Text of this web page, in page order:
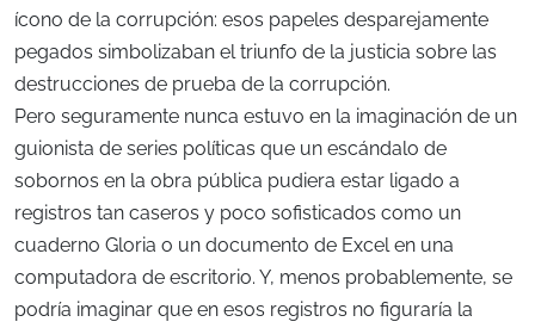
ícono de la corrupción: esos papeles desparejamente
pegados simbolizaban el triunfo de la justicia sobre las
destrucciones de prueba de la corrupción.
Pero seguramente nunca estuvo en la imaginación de un
guionista de series políticas que un escándalo de
sobornos en la obra pública pudiera estar ligado a
registros tan caseros y poco sofisticados como un
cuaderno Gloria o un documento de Excel en una
computadora de escritorio. Y, menos probablemente, se
podría imaginar que en esos registros no figuraría la